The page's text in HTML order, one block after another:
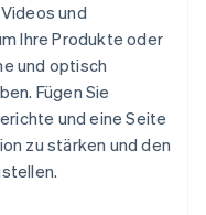
und
Ihre Produkte oder
und optisch
Fügen Sie
und eine Seite
zu stärken und den